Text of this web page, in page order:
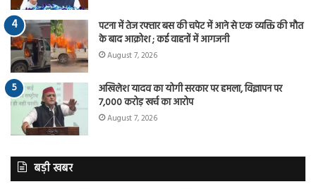
पटना में तेज रफ्तार बस की चपेट में आने से एक व्यक्ति की मौत
के बाद आक्रोश ; कई वाहनों में आगजनी
August 7, 2026
अखिलेश यादव का योगी सरकार पर हमला, विज्ञापन पर
7,000 करोड़ खर्च का आरोप
August 7, 2026
बड़ी खबर